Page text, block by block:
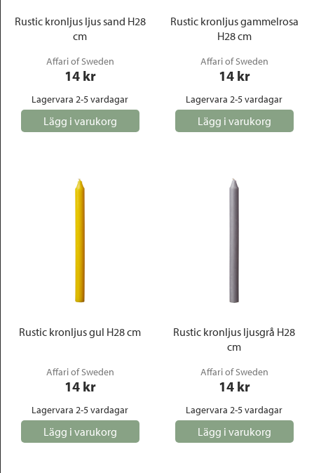
Rustic kronljus ljus sand H28
cm
Affari of Sweden
14 kr
Lagervara 2-5 vardagar
Lägg i varukorg
Rustic kronljus gammelrosa
H28 cm
Affari of Sweden
14 kr
Lagervara 2-5 vardagar
Lägg i varukorg
Rustic kronljus gul H28 cm
Affari of Sweden
14 kr
Lagervara 2-5 vardagar
Lägg i varukorg
Rustic kronljus ljusgrå H28
cm
Affari of Sweden
14 kr
Lagervara 2-5 vardagar
Lägg i varukorg